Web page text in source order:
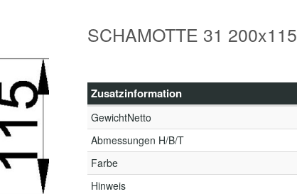
SCHAMOTTE 31 200x115
Zusatzinformation
GewichtNetto
Abmessungen H/B/T
Farbe
Hinweis